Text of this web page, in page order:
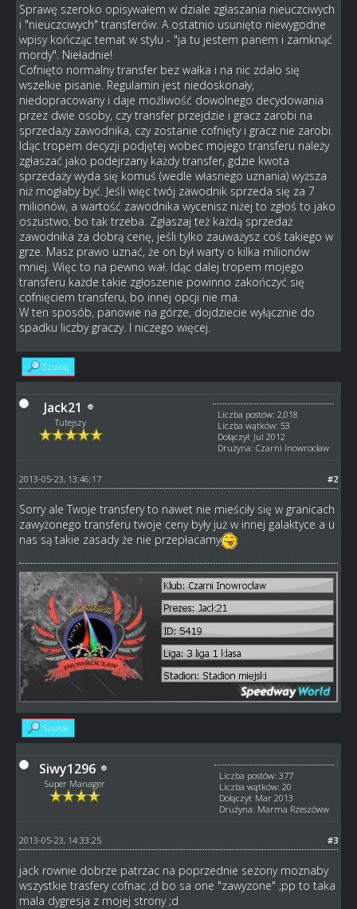
Sprawę szeroko opisywałem w dziale zgłaszania nieuczciwych
i "nieuczciwych" transferów. A ostatnio usunięto niewygodne
wpisy kończąc temat w stylu - "ja tu jestem panem i zamknąć
mordy". Nieładnie!
Cofnięto normalny transfer bez wałka i na nic zdało się
wszelkie pisanie. Regulamin jest niedoskonały,
niedopracowany i daje możliwość dowolnego decydowania
przez dwie osoby, czy transfer przejdzie i gracz zarobi na
sprzedaży zawodnika, czy zostanie cofnięty i gracz nie zarobi.
Idąc tropem decyzji podjętej wobec mojego transferu należy
zgłaszać jako podejrzany każdy transfer, gdzie kwota
sprzedaży wyda się komuś (wedle własnego uznania) wyższa
niż mogłaby być. Jeśli więc twój zawodnik sprzeda się za 7
milionów, a wartość zawodnika wycenisz niżej to zgłoś to jako
oszustwo, bo tak trzeba. Zgłaszaj też każdą sprzedaż
zawodnika za dobrą cenę, jeśli tylko zauważysz coś takiego w
grze. Masz prawo uznać, że on był warty o kilka milionów
mniej. Więc to na pewno wał. Idąc dalej tropem mojego
transferu każde takie zgłoszenie powinno zakończyć się
cofnięciem transferu, bo innej opcji nie ma.
W ten sposób, panowie na górze, dojdziecie wyłącznie do
spadku liczby graczy. I niczego więcej.
Szukaj
Jack21
Tutejszy
Liczba postów: 2,018
Liczba wątków: 53
Dołączył: Jul 2012
Drużyna: Czarni Inowrocław
#2
2013-05-23, 13:46:17
Sorry ale Twoje transfery to nawet nie mieściły się w granicach
zawyżonego transferu twoje ceny były już w innej galaktyce a u
nas są takie zasady że nie przepłacamy
Szukaj
Siwy1296
Super Manager
Liczba postów: 377
Liczba wątków: 20
Dołączył: Mar 2013
Drużyna: Marma Rzeszóww
#3
2013-05-23, 14:33:25
jack rownie dobrze patrzac na poprzednie sezony moznaby
wszystkie trasfery cofnac ;d bo sa one "zawyzone" ;pp to taka
mala dygresja z mojej strony ;d